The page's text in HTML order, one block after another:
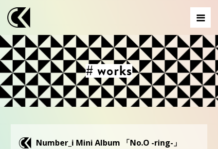
# works
Number_i Mini Album 「No.O -ring-」